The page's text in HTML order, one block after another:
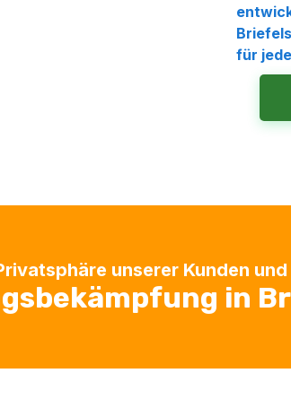
für
unserer Kunden
in